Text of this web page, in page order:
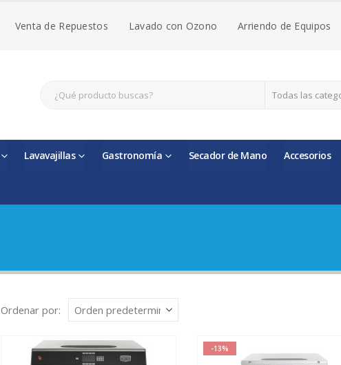
Venta de Repuestos Lavado con Ozono Arriendo de Equipos
Todas las
Lavavajillas Gastronomía Secador de Mano Accesorios
Ordenar por:
-13%